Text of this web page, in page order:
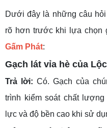
Dưới đây là những câu
rõ hơn trước khi lựa chọn
Gấm Phát:
Gạch lát vỉa hè của
Trả lời: Có. Gạch của
trình kiểm soát chất
lực và độ bền cao khi sử